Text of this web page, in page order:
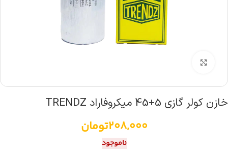
خازن کولر گازی 5+45 میکروفاراد TRENDZ
208,000تومان
ناموجود